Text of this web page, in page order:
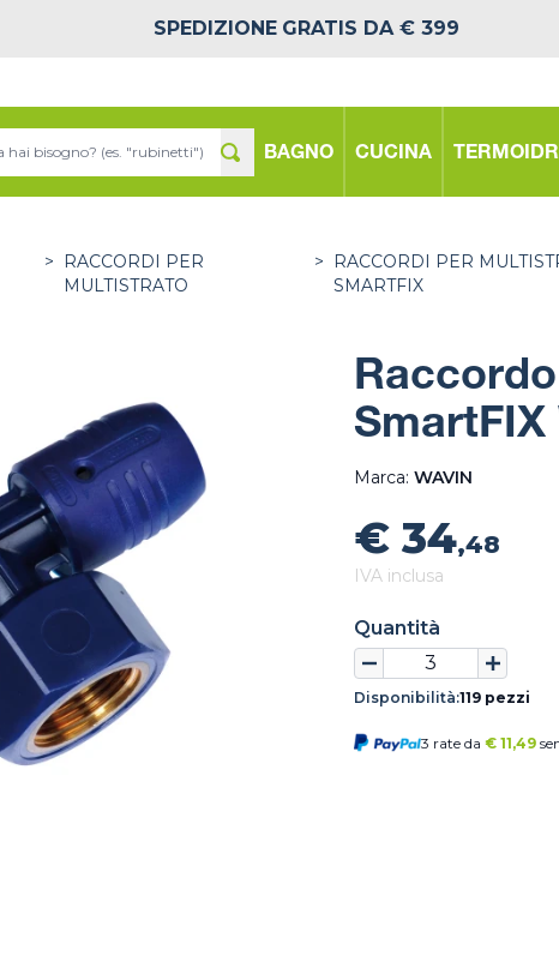
SPEDIZIONE GRATIS DA € 399
BAGNO CUCINA
>
RACCORDI PER
MULTISTRATO
>
RACCORDI PER
SMARTFIX
SmartFIX
Marca: WAVIN
€ 34,48
IVA inclusa
Quantità
Disponibilità:119 pezzi
3 rate da € 11,49